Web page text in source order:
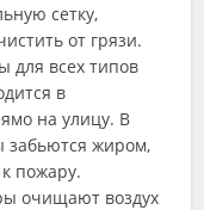
сетку,
от грязи.
для всех типов
в
на улицу. В
забьются жиром,
пожару.
очищают воздух